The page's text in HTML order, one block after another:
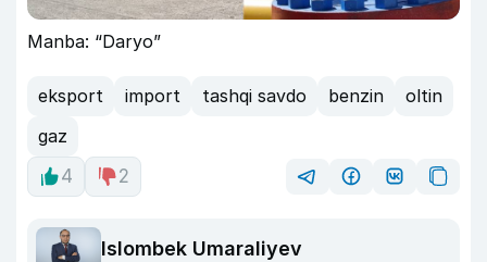
Manba: “Daryo”
eksport import tashqi savdo benzin
oltin
gaz
4
2
Islombek Umaraliyev